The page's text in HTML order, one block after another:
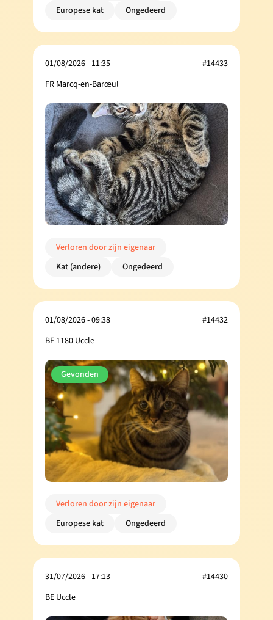
Europese kat
Ongedeerd
01/08/2026 - 11:35
FR Marcq-en-Barœul
#14433
Verloren door zijn eigenaar
Kat (andere)
Ongedeerd
01/08/2026 - 09:38
BE 1180 Uccle
#14432
Gevonden
Verloren door zijn eigenaar
Europese kat
Ongedeerd
31/07/2026 - 17:13
BE Uccle
#14430